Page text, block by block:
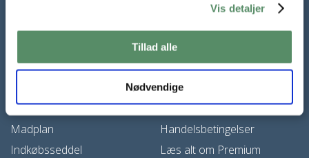
Vis detaljer
Tillad alle
Nødvendige
VALDEMARSRO PREMIUM
Favoritside
Madplan
Indkøbsseddel
Kundeservice
Handelsbetingelser
Læs alt om Premium